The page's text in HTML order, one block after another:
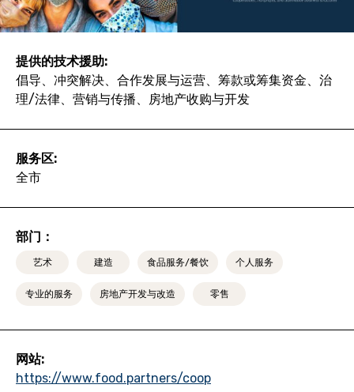
提供的技术援助:
倡导、冲突解决、合作发展与运营、筹款或筹集资金、治
理/法律、营销与传播、房地产收购与开发
服务区:
全市
部门：
艺术 建造 食品服务/餐饮 个人服务
专业的服务 房地产开发与改造 零售
网站:
https://www.food.partners/coop